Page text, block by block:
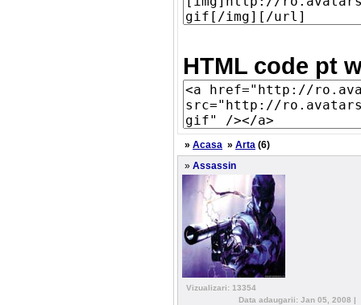
HTML code pt
» Acasa » Arta (6)
» Assassin
Vizualizari: 13354
Data adaugarii: Jan 05, 2008 |